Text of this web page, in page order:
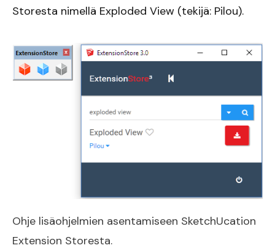
Storesta nimellä Exploded View (tekijä: Pilou).
Ohje lisäohjelmien asentamiseen SketchUcation
Extension Storesta.